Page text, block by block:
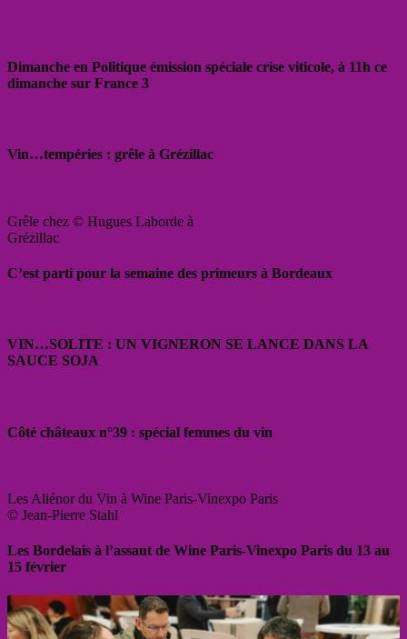
Dimanche en Politique émission spéciale crise viticole, à 11h ce
dimanche sur France 3
Vin…tempéries : grêle à Grézillac
Grêle chez © Hugues Laborde à
Grézillac
C’est parti pour la semaine des primeurs à Bordeaux
VIN…SOLITE : UN VIGNERON SE LANCE DANS LA
SAUCE SOJA
Côté châteaux n°39 : spécial femmes du vin
Les Aliénor du Vin à Wine Paris-Vinexpo Paris
© Jean-Pierre Stahl
Les Bordelais à l’assaut de Wine Paris-Vinexpo Paris du 13 au
15 février